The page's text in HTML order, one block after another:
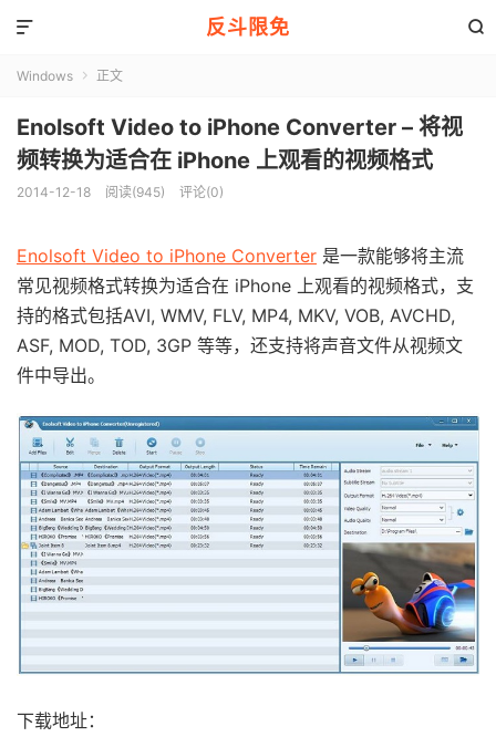
反斗限免 

Windows  正文
Enolsoft Video to iPhone Converter – 将视
频转换为适合在 iPhone 上观看的视频格式
2014-12-18 阅读(945) 评论(0)
Enolsoft Video to iPhone Converter 是一款能够将主流
常见视频格式转换为适合在 iPhone 上观看的视频格式，支
持的格式包括AVI, WMV, FLV, MP4, MKV, VOB, AVCHD,
ASF, MOD, TOD, 3GP 等等，还支持将声音文件从视频文
件中导出。
下载地址：